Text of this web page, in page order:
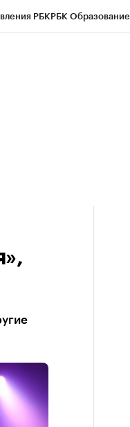
РБКРБК Образование